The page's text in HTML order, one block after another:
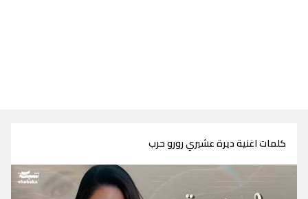
كلمات اغنية ديرة عشيري رورو حرب